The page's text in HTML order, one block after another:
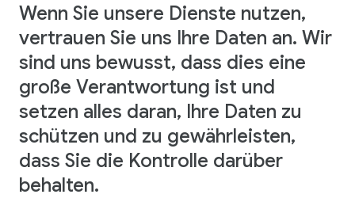
Wenn Sie unsere Dienste nutzen,
vertrauen Sie uns Ihre Daten an. Wir
sind uns bewusst, dass dies eine
große Verantwortung ist und
setzen alles daran, Ihre Daten zu
schützen und zu gewährleisten,
dass Sie die Kontrolle darüber
behalten.